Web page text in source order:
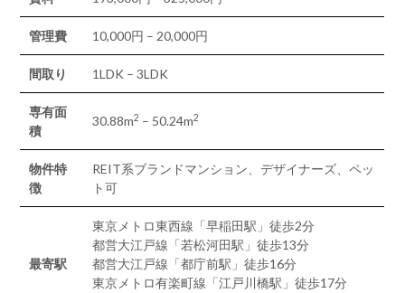
管理費 10,000円 – 20,000円
間取り 1LDK – 3LDK
専有面
積
30.88m2 – 50.24m2
物件特
徴
REIT系ブランドマンション、デザイナーズ、ペッ
ト可
最寄駅
東京メトロ東西線「早稲田駅」徒歩2分
都営大江戸線「若松河田駅」徒歩13分
都営大江戸線「都庁前駅」徒歩16分
東京メトロ有楽町線「江戸川橋駅」徒歩17分